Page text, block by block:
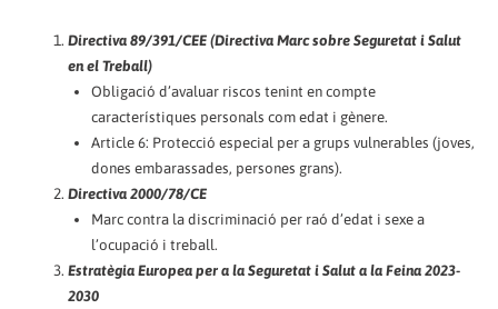
Directiva 89/391/CEE (Directiva Marc sobre Seguretat i Salut
en el Treball)
Obligació d’avaluar riscos tenint en compte
característiques personals com edat i gènere.
Article 6: Protecció especial per a grups vulnerables (joves,
dones embarassades, persones grans).
Directiva 2000/78/CE
Marc contra la discriminació per raó d’edat i sexe a
l’ocupació i treball.
Estratègia Europea per a la Seguretat i Salut a la Feina 2023-
2030